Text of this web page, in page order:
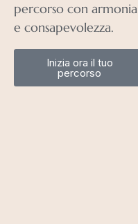
percorso con armonia
e consapevolezza.
Inizia ora il tuo
percorso